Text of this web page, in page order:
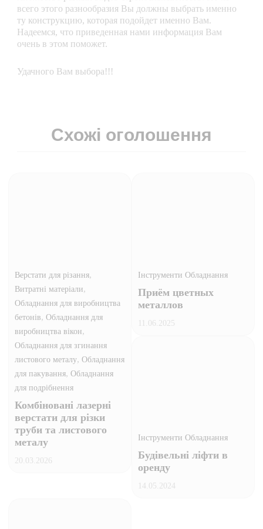
всего этого разнообразия Вы должны выбрать именно
ту конструкцию, которая подойдет именно Вам.
Надеемся, что приведенная нами информация Вам
очень в этом поможет.
Удачного Вам выбора!!!
Схожі оголошення
Верстати для різання,
Витратні матеріали,
Обладнання для виробництва
бетонів, Обладнання для
виробництва вікон,
Обладнання для згинання
листового металу, Обладнання
для пакування, Обладнання
для подрібнення
Комбіновані лазерні
верстати для різки
труби та листового
металу
20.03.2026
Інструменти Обладнання
Приём цветных
металлов
11.06.2025
Інструменти Обладнання
Будівельні ліфти в
оренду
14.05.2024